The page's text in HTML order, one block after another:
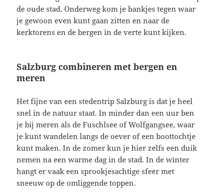
de oude stad. Onderweg kom je bankjes tegen waar
je gewoon even kunt gaan zitten en naar de
kerktorens en de bergen in de verte kunt kijken.
Salzburg combineren met bergen en
meren
Het fijne van een stedentrip Salzburg is dat je heel
snel in de natuur staat. In minder dan een uur ben
je bij meren als de Fuschlsee of Wolfgangsee, waar
je kunt wandelen langs de oever of een boottochtje
kunt maken. In de zomer kun je hier zelfs een duik
nemen na een warme dag in de stad. In de winter
hangt er vaak een sprookjesachtige sfeer met
sneeuw op de omliggende toppen.